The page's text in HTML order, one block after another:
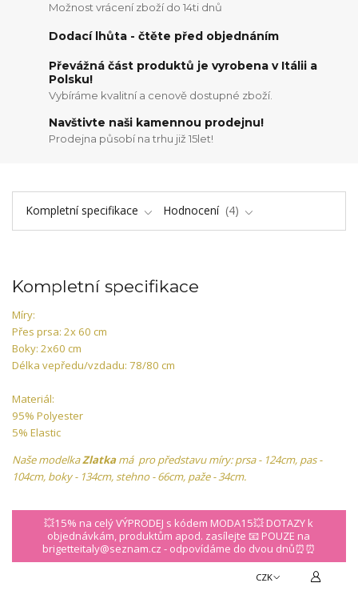
Možnost vrácení zboží do 14ti dnů
Dodací lhůta - čtěte před objednáním
Převážná část produktů je vyrobena v Itálii a
Polsku!
Vybíráme kvalitní a cenově dostupné zboží.
Navštivte naši kamennou prodejnu!
Prodejna působí na trhu již 15let!
Kompletní specifikace Hodnocení 4
Kompletní specifikace
Míry:
Přes prsa: 2x 60 cm
Boky: 2x60 cm
Délka vepředu/vzdadu: 78/80 cm
Materiál:
95% Polyester
5% Elastic
Naše modelkaZlatkamá pro představu míry: prsa - 124cm, pas -
104cm, boky - 134cm, stehno - 66cm, paže - 34cm.
💥15% na celý VÝPRODEJ s kódem MODA15💥 DOTAZY k
objednávkám, produktům apod. zasílejte 📧 POUZE na
brigetteitaly@seznam.cz - odpovídáme do dvou dnů⏰⏰
CZK